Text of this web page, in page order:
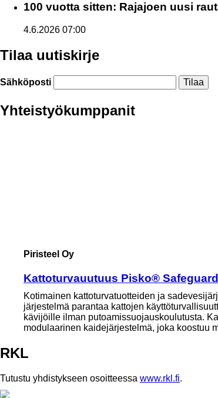
100 vuotta sitten: Rajajoen uusi
4.6.2026 07:00
Tilaa uutiskirje
Sähköposti
Yhteistyökumppanit
Piristeel Oy
Kattoturvauutuus Pisko®
Kotimainen kattoturvatuotteiden ja
järjestelmä parantaa kattojen
kävijöille ilman putoamissuojauskoulutusta.
modulaarinen kaidejärjestelmä, joka koostuu
RKL
Tutustu yhdistykseen osoitteessa www.rkl.fi.